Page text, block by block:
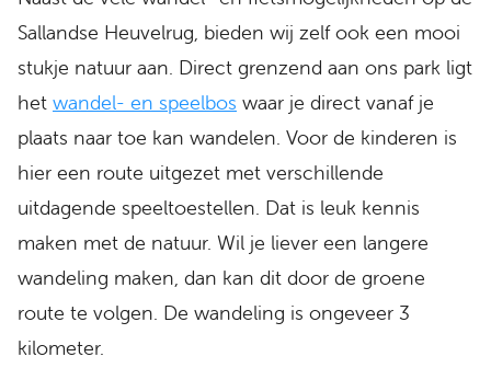
Sallandse Heuvelrug, bieden wij zelf ook een mooi
stukje natuur aan. Direct grenzend aan ons park ligt
het wandel- en speelbos waar je direct vanaf je
plaats naar toe kan wandelen. Voor de kinderen is
hier een route uitgezet met verschillende
uitdagende speeltoestellen. Dat is leuk kennis
maken met de natuur. Wil je liever een langere
wandeling maken, dan kan dit door de groene
route te volgen. De wandeling is ongeveer 3
kilometer.